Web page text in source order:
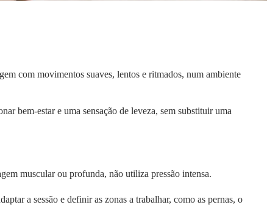
com movimentos suaves, lentos e ritmados, num ambiente
bem-estar e uma sensação de leveza, sem substituir uma
muscular ou profunda, não utiliza pressão intensa.
a sessão e definir as zonas a trabalhar, como as pernas, o